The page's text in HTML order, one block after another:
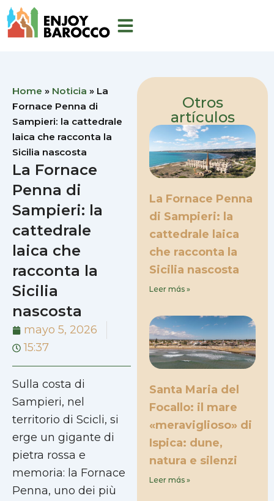
al
Home » Noticia » La
Fornace Penna di
Sampieri: la cattedrale
laica che racconta la
Sicilia nascosta
La Fornace
Penna di
Sampieri: la
cattedrale
laica che
racconta la
Sicilia
nascosta
mayo 5, 2026
15:37
Sulla costa di
Sampieri, nel
territorio di Scicli, si
erge un gigante di
pietra rossa e
memoria: la Fornace
Penna, uno dei più
Otros
artículos
La Fornace Penna
di Sampieri: la
cattedrale laica
che racconta la
Sicilia nascosta
Leer más »
Santa Maria del
Focallo: il mare
«meraviglioso» di
Ispica: dune,
natura e silenzi
Leer más »